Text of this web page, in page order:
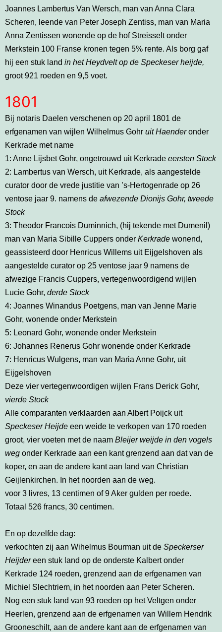
Joannes Lambertus Van Wersch, man van Anna Clara
Scheren, leende van Peter Joseph Zentiss, man van Maria
Anna Zentissen wonende op de hof Streisselt onder
Merkstein 100 Franse kronen tegen 5% rente. Als borg gaf
hij een stuk land in het Heydvelt op de Speckeser heijde,
groot 921 roeden en 9,5 voet.
1801
Bij notaris Daelen verschenen op 20 april 1801 de
erfgenamen van wijlen Wilhelmus Gohr uit Haenderonder
Kerkrade met name
1: Anne Lijsbet Gohr, ongetrouwd uit Kerkrade eersten Stock
2: Lambertus van Wersch, uit Kerkrade, als aangestelde
curator door de vrede justitie van ’s-Hertogenrade op 26
ventose jaar 9. namens de afwezende Dionijs Gohr, tweede
Stock
3: Theodor Francois Duminnich, (hij tekende met Dumenil)
man van Maria Sibille Cuppers onder Kerkrade wonend,
geassisteerd door Henricus Willems uit Eijgelshoven als
aangestelde curator op 25 ventose jaar 9 namens de
afwezige Francis Cuppers, vertegenwoordigend wijlen
Lucie Gohr, derde Stock
4: Joannes Winandus Poetgens, man van Jenne Marie
Gohr, wonende onder Merkstein
5: Leonard Gohr, wonende onder Merkstein
6: Johannes Renerus Gohr wonende onder Kerkrade
7: Henricus Wulgens, man van Maria Anne Gohr, uit
Eijgelshoven
Deze vier vertegenwoordigen wijlen Frans Derick Gohr,
vierde Stock
Alle comparanten verklaarden aan Albert Poijck uit
Speckeser Heijde een weide te verkopen van 170 roeden
groot, vier voeten met de naam Bleijer weijde in den vogels
weg onder Kerkrade aan een kant grenzend aan dat van de
koper, en aan de andere kant aan land van Christian
Geijlenkirchen. In het noorden aan de weg.
voor 3 livres, 13 centimen of 9 Aker gulden per roede.
Totaal 526 francs, 30 centimen.
En op dezelfde dag:
verkochten zij aan Wihelmus Bourman uit de Speckerser
Heijdereen stuk land op de onderste Kalbert onder
Kerkrade 124 roeden, grenzend aan de erfgenamen van
Michiel Slechtriem, in het noorden aan Peter Scheren.
Nog een stuk land van 93 roeden op het Veltgen onder
Heerlen, grenzend aan de erfgenamen van Willem Hendrik
Grooneschilt, aan de andere kant aan de erfgenamen van